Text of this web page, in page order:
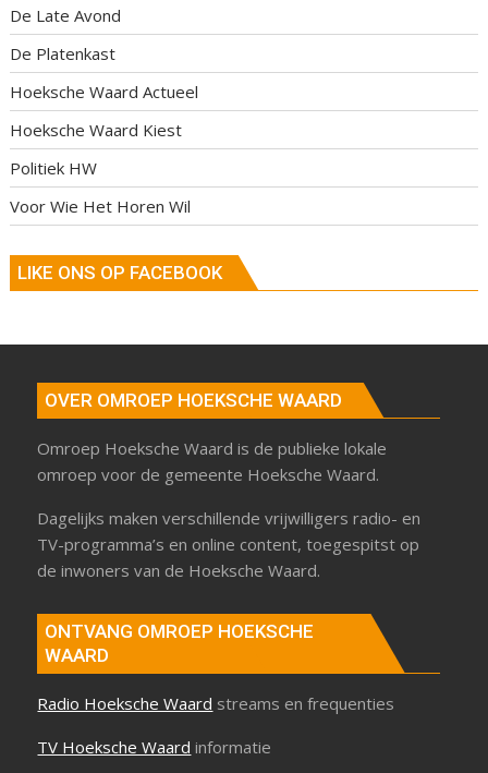
De Late Avond
De Platenkast
Hoeksche Waard Actueel
Hoeksche Waard Kiest
Politiek HW
Voor Wie Het Horen Wil
LIKE ONS OP FACEBOOK
OVER OMROEP HOEKSCHE WAARD
Omroep Hoeksche Waard is de publieke lokale
omroep voor de gemeente Hoeksche Waard.
Dagelijks maken verschillende vrijwilligers radio- en
TV-programma’s en online content, toegespitst op
de inwoners van de Hoeksche Waard.
ONTVANG OMROEP HOEKSCHE
WAARD
Radio Hoeksche Waard streams en frequenties
TV Hoeksche Waard informatie